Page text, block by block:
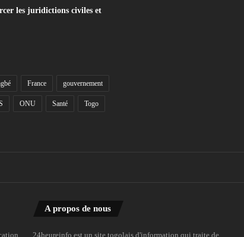
les juridictions civiles et
France gouvernement
ONU Santé Togo
A propos de nous
24heureinfo est un site togolais d'information qui traite de